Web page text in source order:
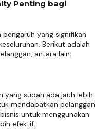
Penting bagi
yang signifikan
Berikut adalah
antara lain:
yang sudah ada jauh lebih
mendapatkan pelanggan
untuk menggunakan
efektif.